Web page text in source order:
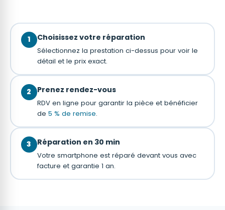
1 Choisissez votre réparation
Sélectionnez la prestation ci-dessus pour voir le
détail et le prix exact.
2 Prenez rendez-vous
RDV en ligne pour garantir la pièce et bénéficier
de 5 % de remise.
3 Réparation en 30 min
Votre smartphone est réparé devant vous avec
facture et garantie 1 an.